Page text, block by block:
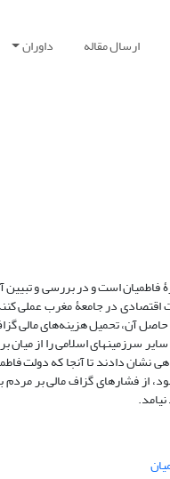
ارسال مقاله داوران
است و در بررسی و
اقتصادی در جامعۀ مغرب عملی
آن، تحمیل هزینه‌های مالی
سرزمینهای اسلامی را از میان
دادند تا آنجا که دولت
فشارهای گزاف مالی بر مردم